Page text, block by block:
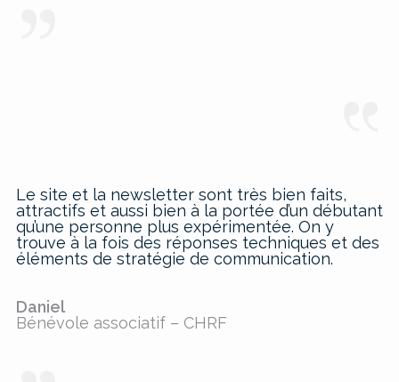
Le site et la newsletter sont très bien faits,
attractifs et aussi bien à la portée d’un débutant
qu’une personne plus expérimentée. On y
trouve à la fois des réponses techniques et des
éléments de stratégie de communication.
Daniel
Bénévole associatif – CHRF